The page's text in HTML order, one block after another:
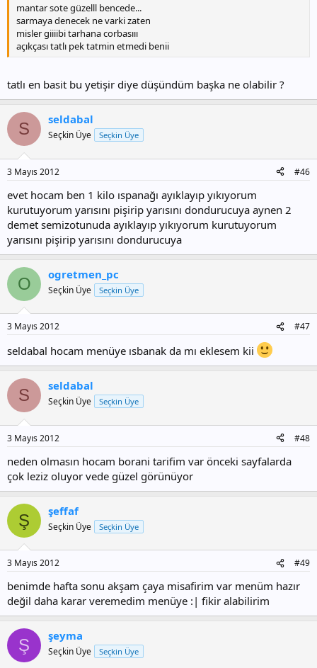
mantar sote güzelll bencede...
sarmaya denecek ne varki zaten
misler giiiibi tarhana corbasııı
açıkçası tatlı pek tatmin etmedi benii
tatlı en basit bu yetişir diye düşündüm başka ne olabilir ?
S seldabal
Seçkin Üye Seçkin Üye
3 Mayıs 2012 #46
evet hocam ben 1 kilo ıspanağı ayıklayıp yıkıyorum
kurutuyorum yarısını pişirip yarısını dondurucuya aynen 2
demet semizotunuda ayıklayıp yıkıyorum kurutuyorum
yarısını pişirip yarısını dondurucuya
O ogretmen_pc
Seçkin Üye Seçkin Üye
3 Mayıs 2012 #47
seldabal hocam menüye ısbanak da mı eklesem kii
S seldabal
Seçkin Üye Seçkin Üye
3 Mayıs 2012 #48
neden olmasın hocam borani tarifim var önceki sayfalarda
çok leziz oluyor vede güzel görünüyor
Ş şeffaf
Seçkin Üye Seçkin Üye
3 Mayıs 2012 #49
benimde hafta sonu akşam çaya misafirim var menüm hazır
değil daha karar veremedim menüye :| fikir alabilirim
Ş şeyma
Seçkin Üye Seçkin Üye